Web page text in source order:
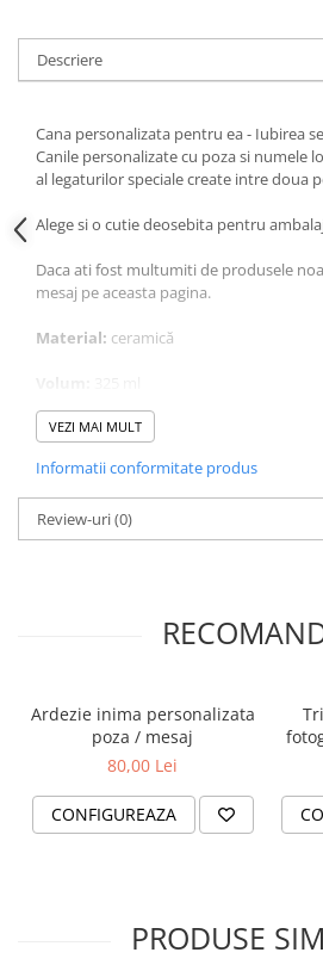
Descriere
Cana personalizata pentru ea - Iubirea
Canile personalizate cu poza si numele
al legaturilor speciale create intre doua
Alege si o cutie deosebita pentru
Daca ati fost multumiti de produsele
mesaj pe aceasta pagina.
Material: ceramică
Finisare: Lucioasă
Model cană:alba normală
Instrucțiuni de ingrijire:
vase, rezistentă la zgârieturi, se poate
VEZI MAI MULT
Informatii conformitate produs
Review-uri(0)
Ardezie inima personalizata
poza / mesaj
80,00 Lei
CONFIGUREAZA
PRODUSE